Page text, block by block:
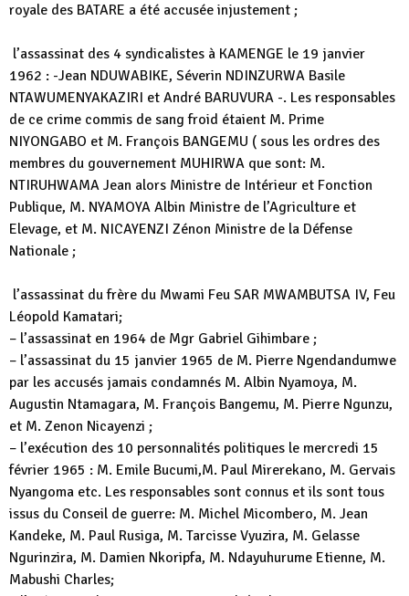
royale des BATARE a été accusée injustement ;
l’assassinat des 4 syndicalistes à KAMENGE le 19 janvier
1962 : -Jean NDUWABIKE, Séverin NDINZURWA Basile
NTAWUMENYAKAZIRI et André BARUVURA -. Les responsables
de ce crime commis de sang froid étaient M. Prime
NIYONGABO et M. François BANGEMU ( sous les ordres des
membres du gouvernement MUHIRWA que sont: M.
NTIRUHWAMA Jean alors Ministre de Intérieur et Fonction
Publique, M. NYAMOYA Albin Ministre de l’Agriculture et
Elevage, et M. NICAYENZI Zénon Ministre de la Défense
Nationale ;
l’assassinat du frère du Mwami Feu SAR MWAMBUTSA IV, Feu
Léopold Kamatari;
– l’assassinat en 1964 de Mgr Gabriel Gihimbare ;
– l’assassinat du 15 janvier 1965 de M. Pierre Ngendandumwe
par les accusés jamais condamnés M. Albin Nyamoya, M.
Augustin Ntamagara, M. François Bangemu, M. Pierre Ngunzu,
et M. Zenon Nicayenzi ;
– l’exécution des 10 personnalités politiques le mercredi 15
février 1965 : M. Emile Bucumi,M. Paul Mirerekano, M. Gervais
Nyangoma etc. Les responsables sont connus et ils sont tous
issus du Conseil de guerre: M. Michel Micombero, M. Jean
Kandeke, M. Paul Rusiga, M. Tarcisse Vyuzira, M. Gelasse
Ngurinzira, M. Damien Nkoripfa, M. Ndayuhurume Etienne, M.
Mabushi Charles;